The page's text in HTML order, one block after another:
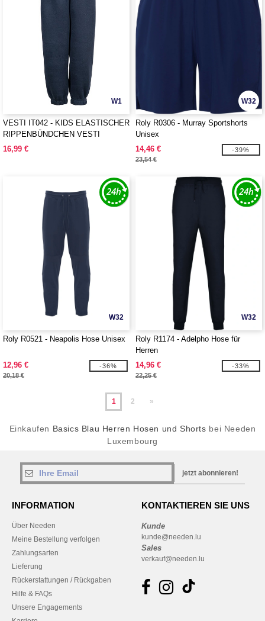
W1
VESTI IT042 - KIDS ELASTISCHER
RIPPENBÜNDCHEN VESTI
16,99 €
W32
Roly R0306 - Murray Sportshorts
Unisex
14,46 €
23,54 €
-39%
W32
Roly R0521 - Neapolis Hose Unisex
12,96 €
20,18 €
-36%
W32
Roly R1174 - Adelpho Hose für
Herren
14,96 €
22,25 €
-33%
1 2 »
Einkaufen Basics Blau Herren Hosen und Shorts bei Needen
Luxembourg
jetzt abonnieren!
INFORMATION
Über Needen
Meine Bestellung verfolgen
Zahlungsarten
Lieferung
Rückerstattungen / Rückgaben
Hilfe & FAQs
Unsere Engagements
KONTAKTIEREN SIE UNS
Kunde
kunde@needen.lu
Sales
verkauf@needen.lu